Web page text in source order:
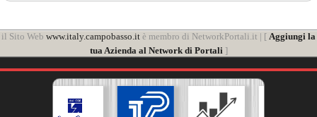
il Sito Web www.italy.campobasso.it è membro di NetworkPortali.it | [ Aggiungi la
tua Azienda al Network di Portali]